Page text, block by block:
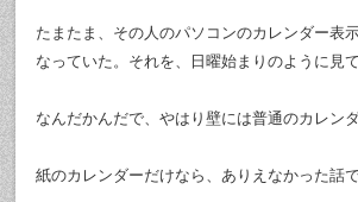
たまたま、その人のパソコンのカレンダー表
なっていた。それを、日曜始まりのように見
なんだかんだで、やはり壁には普通のカレン
紙のカレンダーだけなら、ありえなかった話で